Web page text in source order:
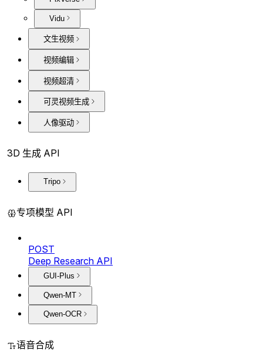
Vidu
文生视频
视频编辑
视频超清
可灵视频生成
人像驱动
3D 生成 API
Tripo
专项模型 API
POST
Deep Research API
GUI-Plus
Qwen-MT
Qwen-OCR
语音合成